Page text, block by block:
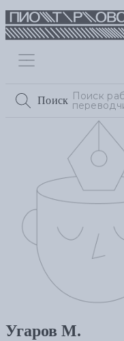
Поиск
Угаров М.